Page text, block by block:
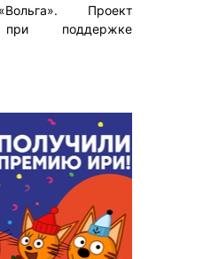
Проект
при поддержке